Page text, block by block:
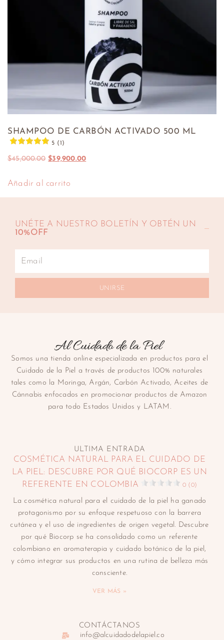
SHAMPOO DE CARBÓN ACTIVADO 500 ML
5 (1)
$45,000.00 $39,900.00
Añadir al carrito
UNÉTE A NUESTRO BOLETÍN Y OBTÉN UN
10%OFF
UNIRSE
Somos una tienda online especializada en productos para el
Cuidado de la Piel a través de productos 100% naturales
tales como la Moringa, Argán, Carbón Activado, Aceites de
Cánnabis enfocados en promocionar productos de Amazon
para todo Estados Unidos y LATAM.
ULTIMA ENTRADA
COSMÉTICA NATURAL PARA EL CUIDADO DE
LA PIEL: DESCUBRE POR QUÉ BIOCORP ES UN
REFERENTE EN COLOMBIA
0 (0)
La cosmética natural para el cuidado de la piel ha ganado
protagonismo por su enfoque respetuoso con la barrera
cutánea y el uso de ingredientes de origen vegetal. Descubre
por qué Biocorp se ha consolidado como un referente
colombiano en aromaterapia y cuidado botánico de la piel,
y cómo integrar sus productos en una rutina de belleza más
consciente.
VER MÁS »
CONTÁCTANOS
info@alcuidadodelapiel.co